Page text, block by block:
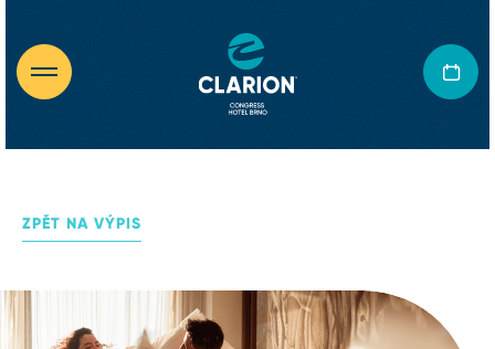
ZPĚT NA VÝPIS